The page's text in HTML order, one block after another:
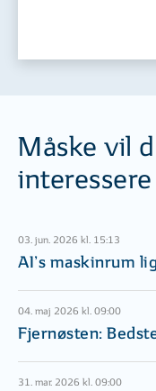
Måske vil
03. jun. 2026 kl. 15:13
AI’s maskinrum
04. maj 2026 kl. 09:00
Fjernøsten:
31. mar. 2026 kl. 09:00